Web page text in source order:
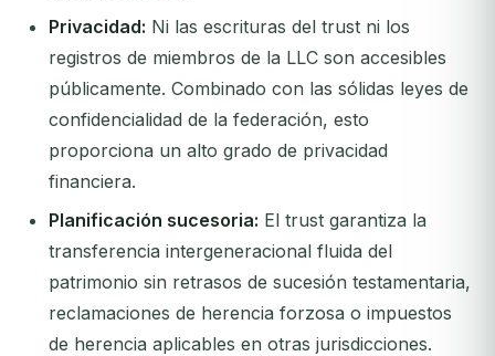
Privacidad: Ni las escrituras del trust ni los
registros de miembros de la LLC son accesibles
públicamente. Combinado con las sólidas leyes de
confidencialidad de la federación, esto
proporciona un alto grado de privacidad
financiera.
Planificación sucesoria: El trust garantiza la
transferencia intergeneracional fluida del
patrimonio sin retrasos de sucesión testamentaria,
reclamaciones de herencia forzosa o impuestos
de herencia aplicables en otras jurisdicciones.